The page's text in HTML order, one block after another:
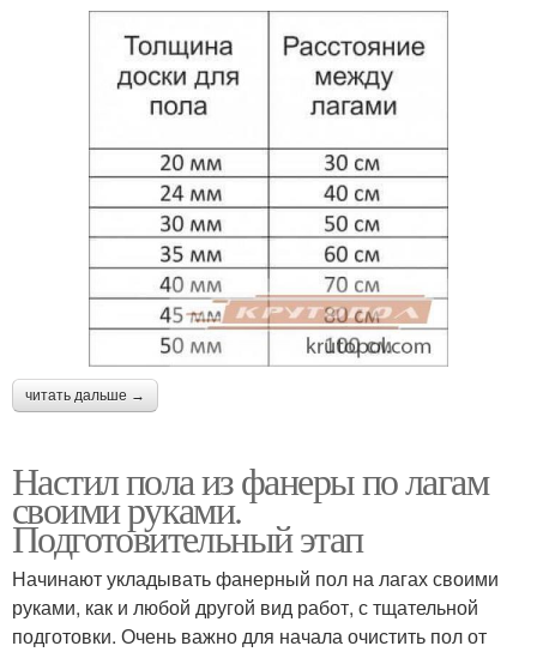
читать дальше →
Настил пола из фанеры по лагам
своими руками.
Подготовительный этап
Начинают укладывать фанерный пол на лагах своими
руками, как и любой другой вид работ, с тщательной
подготовки. Очень важно для начала очистить пол от